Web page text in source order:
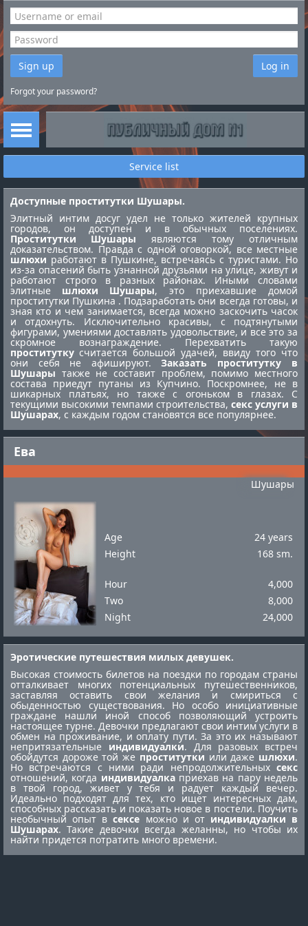
Sign up Log in
Forgot your password?
Service list
Ева
Шушары
Age
24 years
Height
168 sm.
Hour
4,000
Two
8,000
Night
24,000
Доступные проститутки Шушары.
Элитный интим досуг удел не только жителей крупных
городов, он доступен и в обычных поселениях.
Проститутки Шушары
доказательством. Правда с одной оговоркой, все местные
шлюхи работают в Пушкине, встречаясь с туристами. Но
из-за опасений быть узнанной друзьями на улице, живут и
работают строго в разных районах. Иными словами
элитные шлюхи Шушары, это приехавшие домой
проститутки Пушкина . Подзаработать они всегда готовы, и
зная кто и чем занимается, всегда можно заскочить часок
и отдохнуть. Исключительно красивы, с подтянутыми
фигурами, умениями доставлять удовольствие, и все это за
скромное вознаграждение. Перехватить такую
проститутку
они себя не афишируют. Заказать проститутку в
Шушары также не составит проблем, помимо местного
состава приедут путаны из Купчино. Поскромнее, не в
шикарных платьях, но также с огоньком в глазах. С
текущими высокими темпами строительства, секс услуги в
Шушарах, с каждым годом становятся все популярнее.
Эротические путешествия милых девушек.
Высокая стоимость билетов на поездки по городам страны
отталкивает многих потенциальных путешественников,
заставляя оставить свои желания и смириться с
обыденностью существования. Но особо инициативные
граждане нашли иной способ позволяющий устроить
настоящее турне. Девочки предлагают свои интим услуги в
обмен на проживание, и оплату пути. За это их называют
непритязательные индивидуалки. Для разовых встреч
обойдутся дороже той же проститутки или даже шлюхи.
Но встречаются с ними ради непродолжительных секс
отношений, когда индивидуалкаприехав на пару недель
в твой город, живет у тебя и радует каждый вечер.
Идеально подходят для тех, кто ищет интересных дам,
способных рассказать и показать новое в постели. Поучить
необычный опыт всексе можно и от индивидуалки в
Шушарах. Такие девочки всегда желанны, но чтобы их
найти придется потратить много времени.